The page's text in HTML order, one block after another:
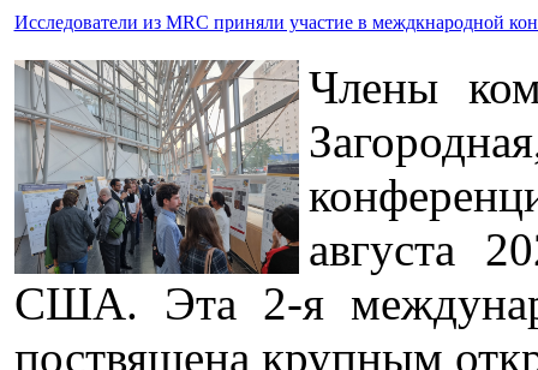
Исследователи из MRC приняли участие в междкнародной
Члены
августа
США. Эта 2-я
поствящена крупным